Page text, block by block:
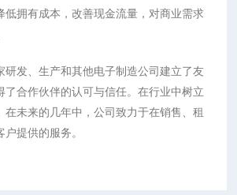
低拥有成本，改善现金流量，对商业需求
研发、生产和其他电子制造公司建立了友
了合作伙伴的认可与信任。在行业中树立
在未来的几年中，公司致力于在销售、租
提供的服务。